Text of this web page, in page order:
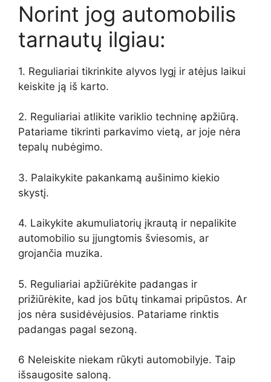
Norint jog automobilis
tarnautų ilgiau:
1. Reguliariai tikrinkite alyvos lygį ir atėjus laikui
keiskite ją iš karto.
2. Reguliariai atlikite variklio techninę apžiūrą.
Patariame tikrinti parkavimo vietą, ar joje nėra
tepalų nubėgimo.
3. Palaikykite pakankamą aušinimo kiekio
skystį.
4. Laikykite akumuliatorių įkrautą ir nepalikite
automobilio su įjungtomis šviesomis, ar
grojančia muzika.
5. Reguliariai apžiūrėkite padangas ir
prižiūrėkite, kad jos būtų tinkamai pripūstos. Ar
jos nėra susidėvėjusios. Patariame rinktis
padangas pagal sezoną.
6 Neleiskite niekam rūkyti automobilyje. Taip
išsaugosite saloną.